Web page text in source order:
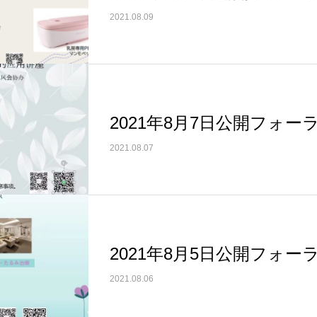
2021.08.09
2021年8月7日公開フォー
2021.08.07
2021年8月5日公開フォー
2021.08.06